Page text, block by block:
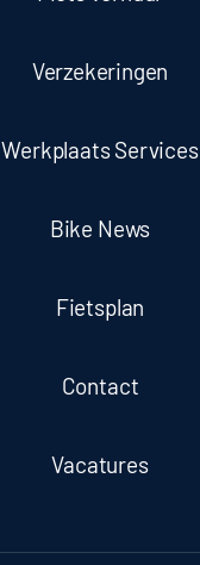
Verzekeringen
Werkplaats Services
Bike News
Fietsplan
Contact
Vacatures